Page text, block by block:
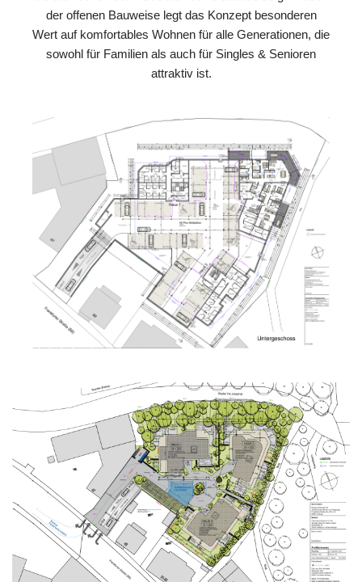
der offenen Bauweise legt das Konzept besonderen
Wert auf komfortables Wohnen für alle Generationen, die
sowohl für Familien als auch für Singles & Senioren
attraktiv ist.